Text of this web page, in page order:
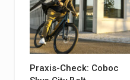
Praxis-Check: Coboc